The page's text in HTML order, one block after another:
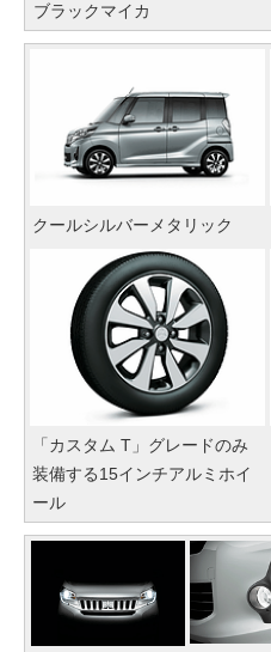
ブラックマイカ
クールシルバーメタリック
「カスタム T」グレードのみ
装備する15インチアルミホイ
ール